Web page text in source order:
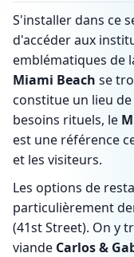
S'installer dans ce
d'accéder aux
emblématiques de
Miami Beach se
constitue un lieu
besoins rituels, le
est une référence
et les visiteurs.
Les options de
particulièrement
(41st Street). On y
viande Carlos &